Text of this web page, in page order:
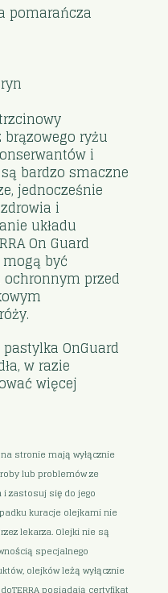
pomarańcza
ryżu
i
bardzo smaczne
jednocześnie
i
układu
On Guard
być
przed
OnGuard
w razie
więcej
stronie mają wyłącznie
lub problemów ze
zastosuj się do jego
kuracje olejkami nie
lekarza. Olejki nie są
specjalnego
olejków leżą wyłącznie
posiadają certyfikat